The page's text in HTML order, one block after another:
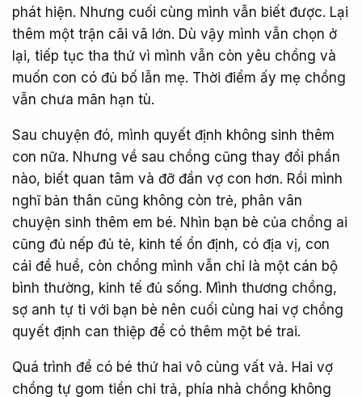
phát hiện. Nhưng cuối cùng mình vẫn biết được. Lại
thêm một trận cãi vã lớn. Dù vậy mình vẫn chọn ở
lại, tiếp tục tha thứ vì mình vẫn còn yêu chồng và
muốn con có đủ bố lẫn mẹ. Thời điểm ấy mẹ chồng
vẫn chưa mãn hạn tù.
Sau chuyện đó, mình quyết định không sinh thêm
con nữa. Nhưng về sau chồng cũng thay đổi phần
nào, biết quan tâm và đỡ đần vợ con hơn. Rồi mình
nghĩ bản thân cũng không còn trẻ, phân vân
chuyện sinh thêm em bé. Nhìn bạn bè của chồng ai
cũng đủ nếp đủ tẻ, kinh tế ổn định, có địa vị, con
cái đề huề, còn chồng mình vẫn chỉ là một cán bộ
bình thường, kinh tế đủ sống. Mình thương chồng,
sợ anh tự ti với bạn bè nên cuối cùng hai vợ chồng
quyết định can thiệp để có thêm một bé trai.
Quá trình để có bé thứ hai vô cùng vất vả. Hai vợ
chồng tự gom tiền chi trả, phía nhà chồng không